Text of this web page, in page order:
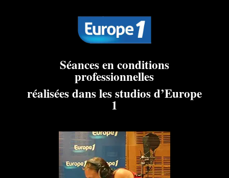
Séances en conditions
professionnelles
réalisées dans les studios d’Europe
1